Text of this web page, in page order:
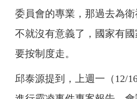
委員會的專業，那過去為
不就沒有意義了，國家有
要按制度走。
邱泰源提到，上週一（12/